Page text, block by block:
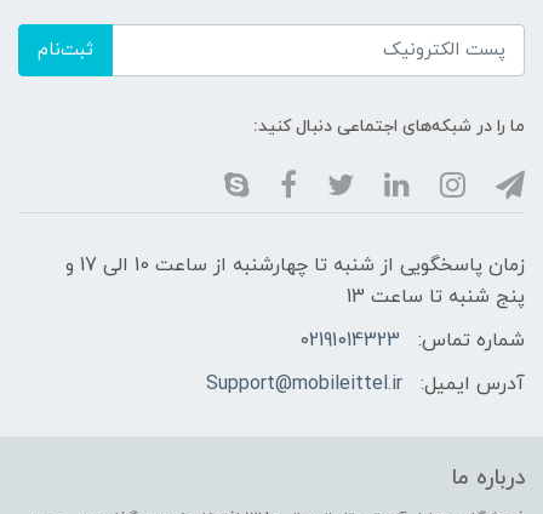
ثبت‌نام
ما را در شبکه‌های اجتماعی دنبال کنید:
زمان پاسخگویی از شنبه تا چهارشنبه از ساعت 10 الی 17 و
پنج شنبه تا ساعت 13
شماره تماس:
02191014323
آدرس ایمیل:
Support@mobileittel.ir
درباره ما